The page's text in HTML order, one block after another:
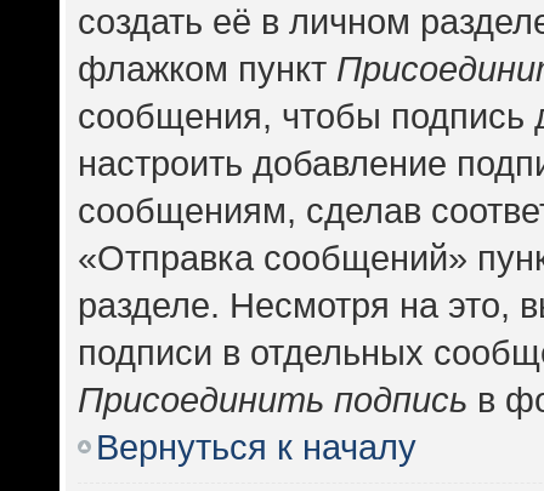
создать её в личном
флажком пункт
сообщения, чтобы подпись
настроить добавление
сообщениям, сделав
«Отправка сообщений»
разделе. Несмотря на это,
подписи в отдельных
Присоединить подпись в
Вернуться к началу